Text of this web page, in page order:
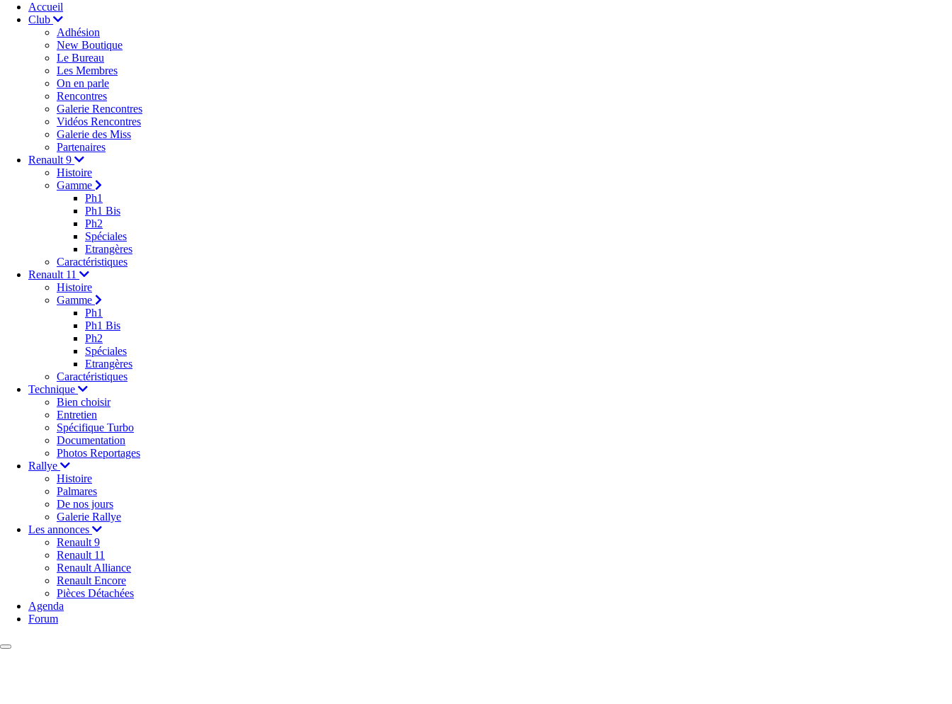
Accueil
Club
Adhésion
New Boutique
Le Bureau
Les Membres
On en parle
Rencontres
Galerie Rencontres
Vidéos Rencontres
Galerie des Miss
Partenaires
Renault 9
Histoire
Gamme
Ph1
Ph1 Bis
Ph2
Spéciales
Etrangères
Caractéristiques
Renault 11
Histoire
Gamme
Ph1
Ph1 Bis
Ph2
Spéciales
Etrangères
Caractéristiques
Technique
Bien choisir
Entretien
Spécifique Turbo
Documentation
Photos Reportages
Rallye
Histoire
Palmares
De nos jours
Galerie Rallye
Les annonces
Renault 9
Renault 11
Renault Alliance
Renault Encore
Pièces Détachées
Agenda
Forum